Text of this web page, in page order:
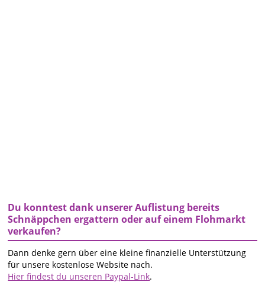
Du konntest dank unserer Auflistung bereits
Schnäppchen ergattern oder auf einem Flohmarkt
verkaufen?
Dann denke gern über eine kleine finanzielle Unterstützung
für unsere kostenlose Website nach.
Hier findest du unseren Paypal-Link.